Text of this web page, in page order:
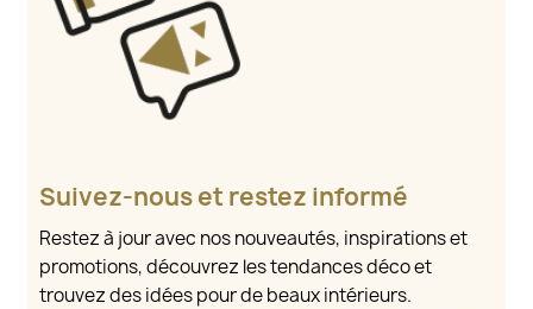
Suivez-nous et restez informé
Restez à jour avec nos nouveautés, inspirations et
promotions, découvrez les tendances déco et
trouvez des idées pour de beaux intérieurs.